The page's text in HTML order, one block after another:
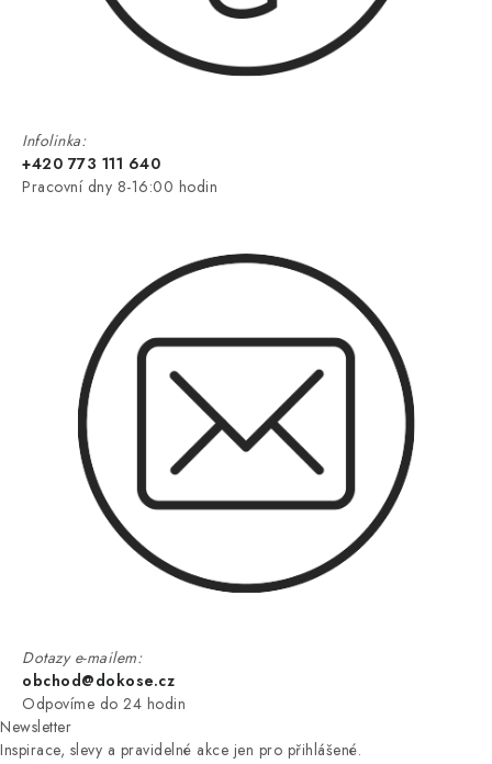
Infolinka:
+420 773 111 640
Pracovní dny 8-16:00 hodin
Dotazy e-mailem:
obchod@dokose.cz
Odpovíme do 24 hodin
Newsletter
Inspirace, slevy a pravidelné akce jen pro přihlášené.